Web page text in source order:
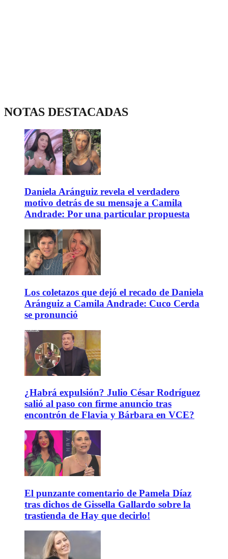
NOTAS DESTACADAS
Daniela Aránguiz revela el verdadero
motivo detrás de su mensaje a Camila
Andrade: Por una particular propuesta
Los coletazos que dejó el recado de Daniela
Aránguiz a Camila Andrade: Cuco Cerda
se pronunció
¿Habrá expulsión? Julio César Rodríguez
salió al paso con firme anuncio tras
encontrón de Flavia y Bárbara en VCE?
El punzante comentario de Pamela Díaz
tras dichos de Gissella Gallardo sobre la
trastienda de Hay que decirlo!